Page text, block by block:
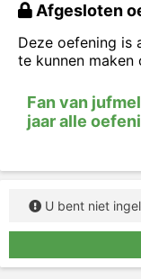
Klik het woord
Afgesloten
Deze oefening is
te kunnen maken
Fan van
jaar alle
U bent niet